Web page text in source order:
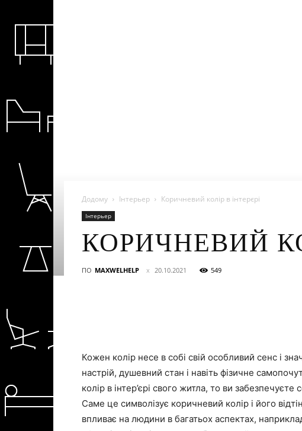
Додому Інтерьер Коричневий колір в інтерєрі
Інтерьер
КОРИЧНЕВИЙ
ПО MAXWELHELP 20.10.2021 549
Кожен колір несе в собі свій особливий сенс і
настрій, душевний стан і навіть фізичне
колір в інтер’єрі свого житла, то ви забезпечуєте
Саме це символізує коричневий колір і його
впливає на людини в багатьох аспектах,